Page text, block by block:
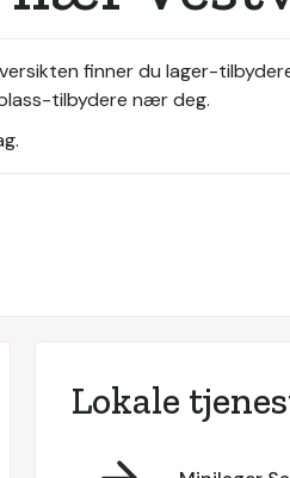
finner du lager-
tilbydere nær deg.
Lokale